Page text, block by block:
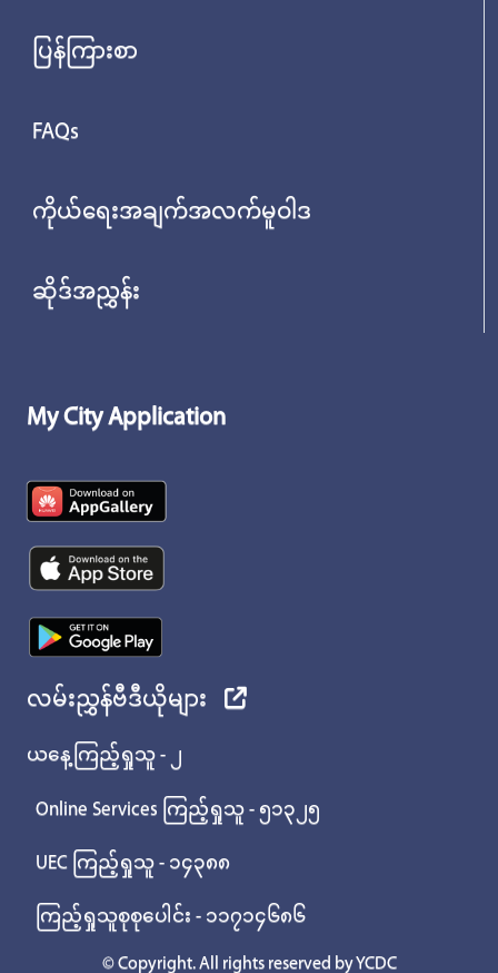
ပြန်ကြားစာ
FAQs
ကိုယ်ရေးအချက်အလက်မူဝါဒ
ဆိုဒ်အညွှန်း
My City Application
လမ်းညွှန်ဗီဒီယိုများ
ယနေ့ကြည့်ရှုသူ - ၂
Online Services ကြည့်ရှုသူ - ၅၁၃၂၅
UEC ကြည့်ရှုသူ - ၁၄၃၈၈
ကြည့်ရှုသူစုစုပေါင်း - ၁၁၇၁၄၆၈၆
© Copyright. All rights reserved by YCDC